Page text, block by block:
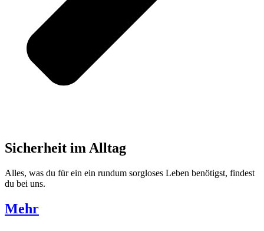
Sicherheit im Alltag
Alles, was du für ein ein rundum sorgloses Leben benötigst, findest
du bei uns.
Mehr